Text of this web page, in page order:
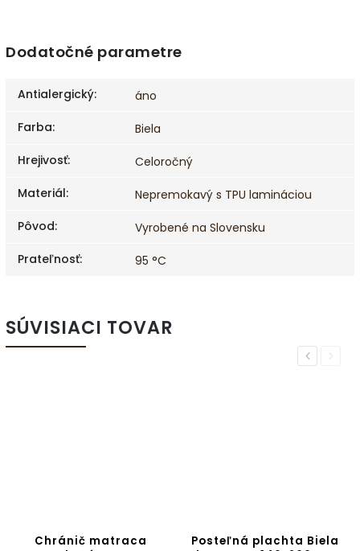
Dodatočné parametre
Antialergický:
áno
Farba:
Biela
Hrejivosť:
Celoročný
Materiál:
Nepremokavý s TPU lamináciou
Pôvod:
Vyrobené na Slovensku
Prateľnosť: 95 °C
SÚVISIACI TOVAR
Previous
Chránič matraca
Posteľná plachta Biela
Next